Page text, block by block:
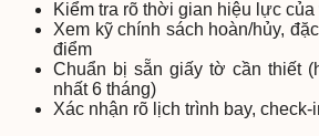
Kiểm tra rõ thời gian hiệu lực
Xem kỹ chính sách hoàn/hủy,
điểm
Chuẩn bị sẵn giấy tờ cần thiết
nhất 6 tháng)
Xác nhận rõ lịch trình bay, check-